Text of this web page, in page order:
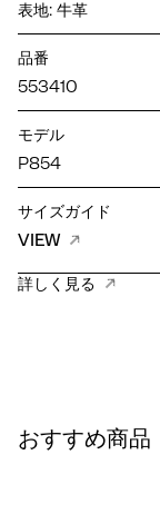
表地: 牛革
品番
553410
モデル
P854
サイズガイド
VIEW
詳しく見る
おすすめ商品